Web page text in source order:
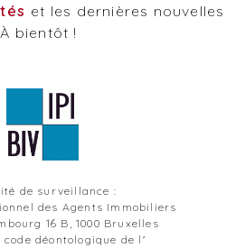
et les dernières nouvelles
bientôt !
de surveillance :
des Agents Immobiliers
16 B, 1000 Bruxelles
code déontologique de l'